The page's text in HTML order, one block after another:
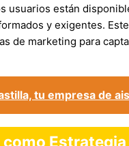
usuarios están
y exigentes.
de marketing para
tu empresa de